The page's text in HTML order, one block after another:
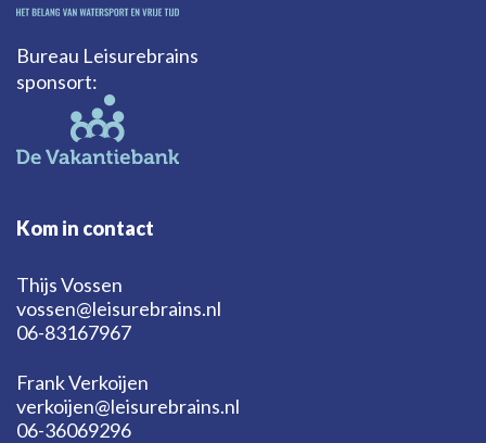
Bureau Leisurebrains
sponsort:
Kom in contact
Thijs Vossen
vossen@leisurebrains.nl
06-83167967
Frank Verkoijen
verkoijen@leisurebrains.nl
06-36069296